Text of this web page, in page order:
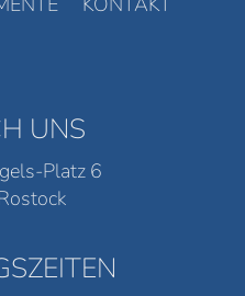
UNS
Platz 6